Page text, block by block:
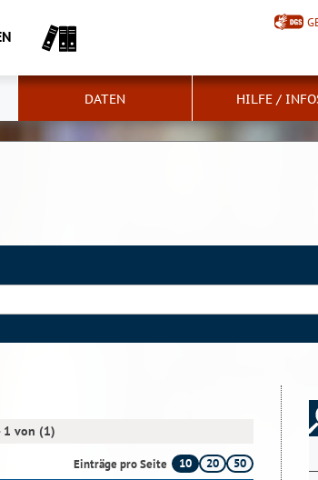
DATEN HILFE /
1 von (1)
Einträge pro Seite 10 20
50